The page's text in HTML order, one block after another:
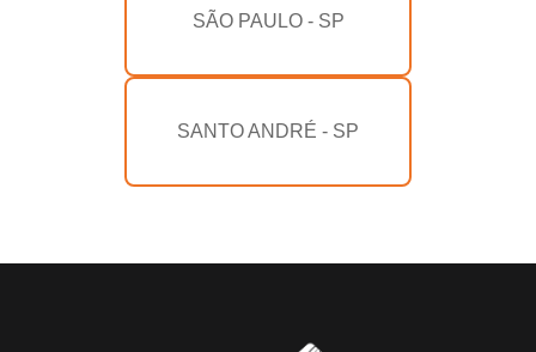
SÃO PAULO - SP
SANTO ANDRÉ - SP